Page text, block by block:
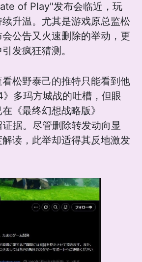
of Play"发布会临近，玩
升温。尤其是游戏原总监松
公告又火速删除的举动，更
发疯狂猜测。
松野泰己的推特只能看到他
多玛方城战的吐槽，但眼
《最终幻想战略版》
据。尽管删除转发动向显
读，此举却适得其反地激发